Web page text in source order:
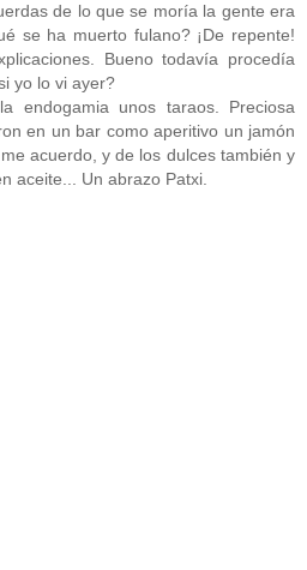
de lo que se moría la gente era
se ha muerto fulano? ¡De repente!
Bueno todavía procedía
yo lo vi ayer?
endogamia unos taraos. Preciosa
en un bar como aperitivo un jamón
acuerdo, y de los dulces también y
aceite... Un abrazo Patxi.